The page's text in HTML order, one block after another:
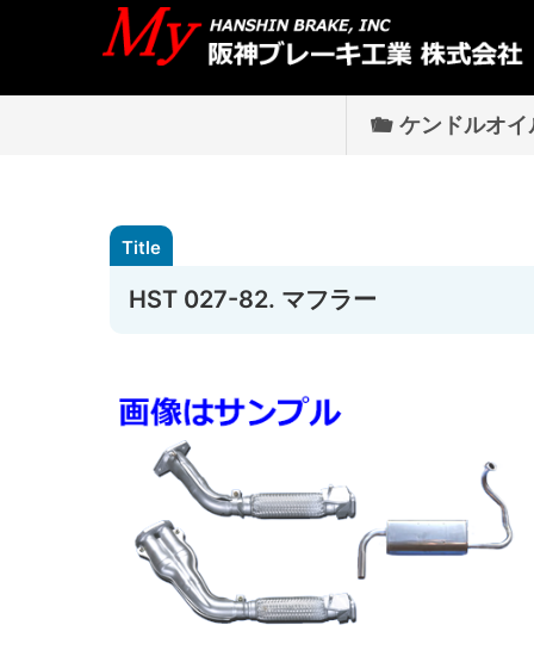
ケンドルオイ
HST 027-82. マフラー